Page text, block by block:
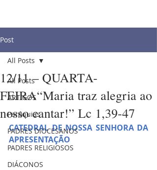
Post
All Posts
ARTIGOS
Paróquias
PADRES DIOCESANOS
PADRES RELIGIOSOS
DIÁCONOS
All Posts
12/11 – QUARTA-
FEIRA“Maria traz alegria ao
nosso cantar!” Lc 1,39-47
CATEDRAL DE NOSSA SENHORA DA
APRESENTAÇÃO